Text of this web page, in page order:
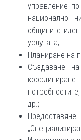
управление
национално
общини с
услугата;
Планиране на
Създаване
др.;